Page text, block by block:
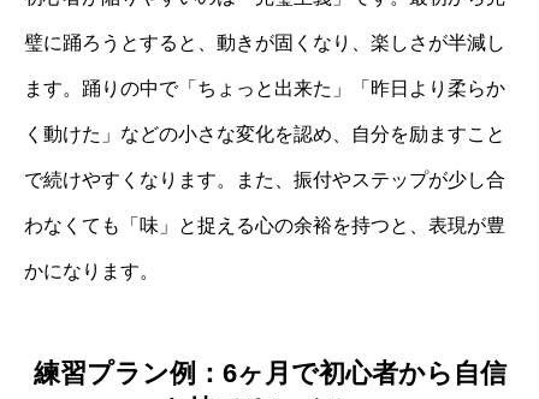
璧に踊ろうとすると、動きが固くなり、楽しさが半減し
ます。踊りの中で「ちょっと出来た」「昨日より柔らか
く動けた」などの小さな変化を認め、自分を励ますこと
で続けやすくなります。また、振付やステップが少し合
わなくても「味」と捉える心の余裕を持つと、表現が豊
かになります。
練習プラン例：6ヶ月で初心者から自信